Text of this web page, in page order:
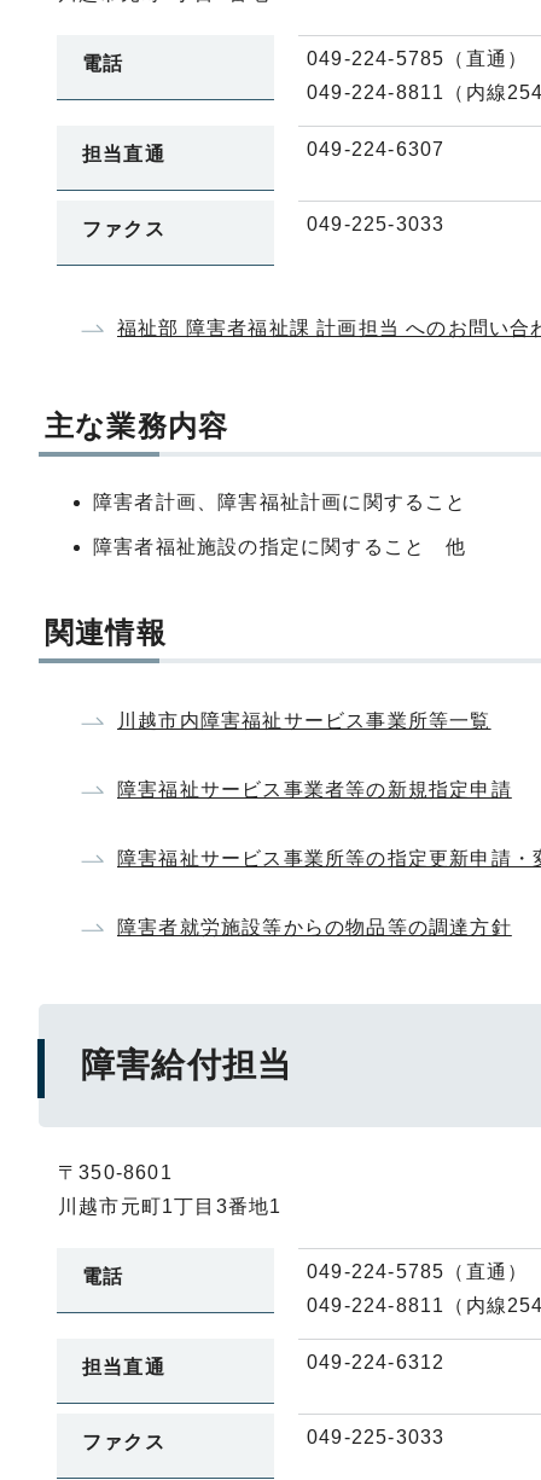
電話
049-224-5785（直通）
049-224-8811（内線
担当直通 049-224-6307
ファクス 049-225-3033
福祉部 障害者福祉課 計画担当 へのお問い合
主な業務内容
障害者計画、障害福祉計画に関すること
障害者福祉施設の指定に関すること 他
関連情報
川越市内障害福祉サービス事業所等一覧
障害福祉サービス事業者等の新規指定申請
障害福祉サービス事業所等の指定更新申請・
障害者就労施設等からの物品等の調達方針
障害給付担当
〒350-8601
川越市元町1丁目3番地1
電話
049-224-5785（直通）
049-224-8811（内線
担当直通 049-224-6312
ファクス 049-225-3033